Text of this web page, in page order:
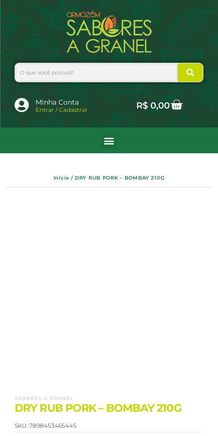
para
o
conteúdo
Search
Minha Conta
Entrar / Cadastrar R$0,00Cart
Início / DRY RUB PORK – BOMBAY 210G
SABORES A GRANEL
DRY RUB PORK – BOMBAY 210G
SKU: 7898453465445